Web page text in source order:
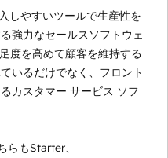
しやすいツールで生産性を
強力なセールスソフトウェ
度を高めて顧客を維持する
いるだけでなく、フロント
カスタマー サービス ソフ
もStarter、